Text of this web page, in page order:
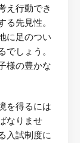
え行動でき
先見性。
に足のつい
しょう。
様の豊かな
を得るには
なりませ
入試制度に